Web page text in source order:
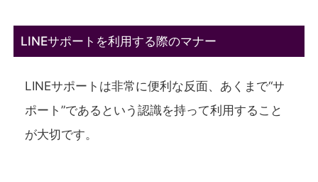
LINEサポートを利用する際のマナー
LINEサポートは非常に便利な反面、あくまで“サ
ポート”であるという認識を持って利用すること
が大切です。